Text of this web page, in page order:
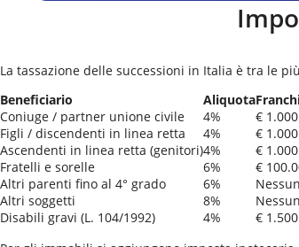
La tassazione delle successioni in Italia è tra le
Beneficiario
Aliquota
Coniuge / partner unione civile
4%
€
Figli / discendenti in linea retta
4%
€
Ascendenti in linea retta (genitori)4%
€
Fratelli e sorelle
6%
€
Altri parenti fino al 4° grado
6%
Altri soggetti
8%
Disabili gravi (L. 104/1992)
4%
€